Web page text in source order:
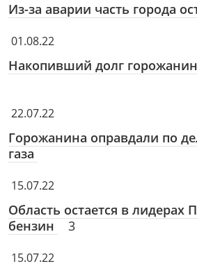
Из-за аварии часть города
01.08.22
Накопивший долг горожанин
22.07.22
Горожанина оправдали по
газа
15.07.22
Область остается в
бензин
3
15.07.22